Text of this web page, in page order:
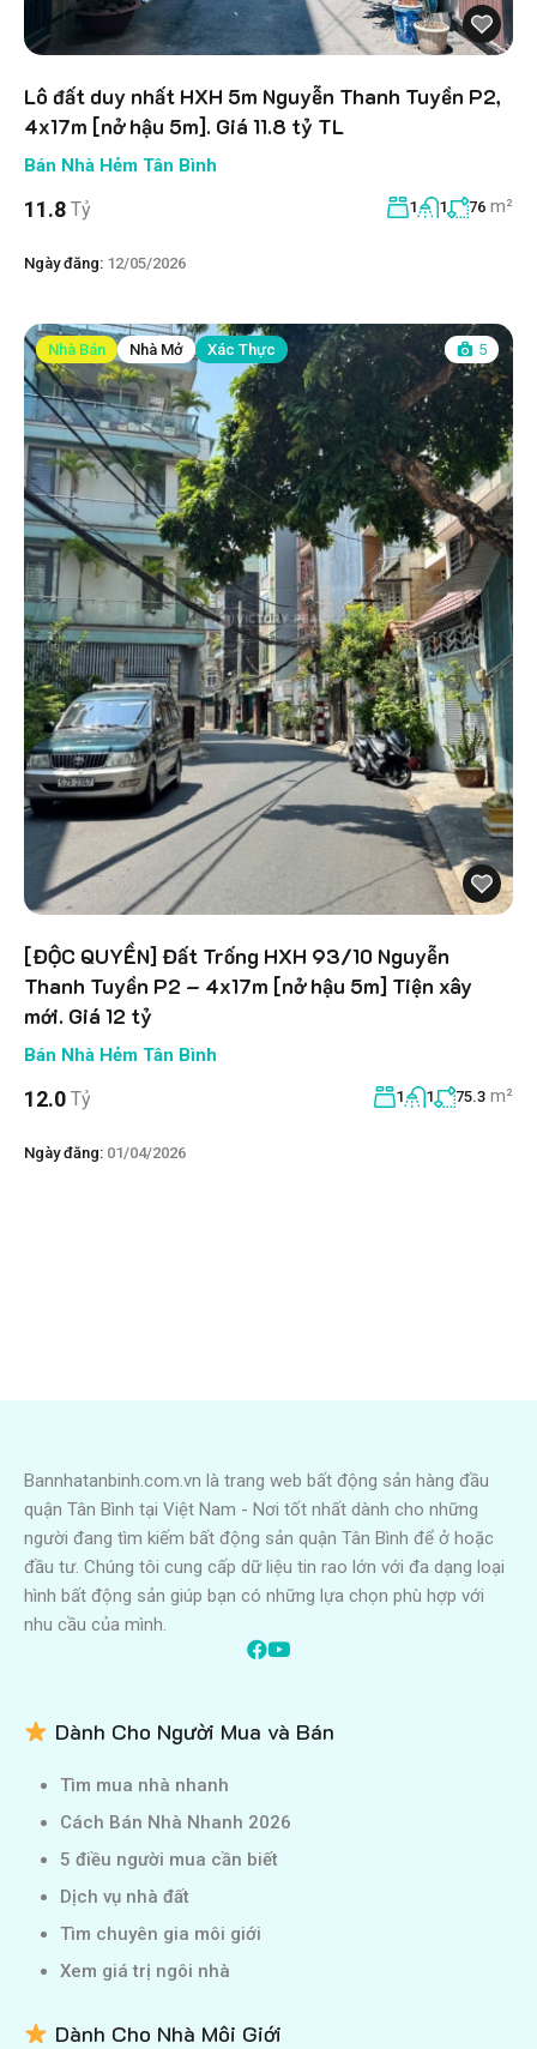
Lô đất duy nhất HXH 5m Nguyễn Thanh Tuyền P2,
4x17m [nở hậu 5m]. Giá 11.8 tỷ TL
Bán Nhà Hẻm Tân Bình
11.8 Tỷ 1 1 76 m²
Ngày đăng: 12/05/2026
Nhà Bán Nhà Mở Xác Thực 5
[ĐỘC QUYỀN] Đất Trống HXH 93/10 Nguyễn
Thanh Tuyền P2 – 4x17m [nở hậu 5m] Tiện xây
mới. Giá 12 tỷ
Bán Nhà Hẻm Tân Bình
12.0 Tỷ 1 1 75.3 m²
Ngày đăng: 01/04/2026
Bannhatanbinh.com.vn là trang web bất động sản hàng đầu
quận Tân Bình tại Việt Nam - Nơi tốt nhất dành cho những
người đang tìm kiếm bất động sản quận Tân Bình để ở hoặc
đầu tư. Chúng tôi cung cấp dữ liệu tin rao lớn với đa dạng loại
hình bất động sản giúp bạn có những lựa chọn phù hợp với
nhu cầu của mình.
Dành Cho Người Mua và Bán
Tìm mua nhà nhanh
Cách Bán Nhà Nhanh 2026
5 điều người mua cần biết
Dịch vụ nhà đất
Tìm chuyên gia môi giới
Xem giá trị ngôi nhà
Dành Cho Nhà Môi Giới